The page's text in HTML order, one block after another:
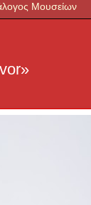
Μουσείων